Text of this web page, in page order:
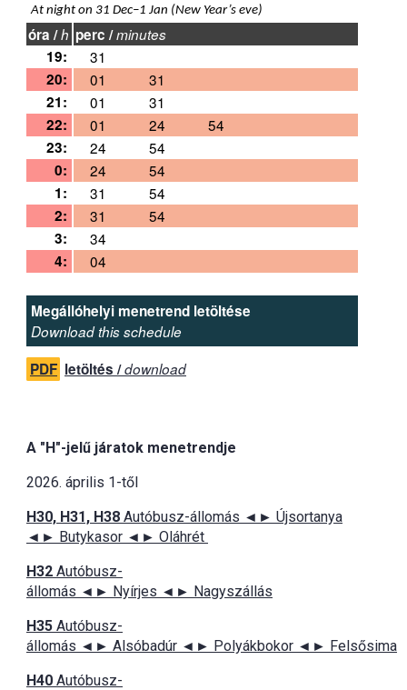
At night on 31 Dec–1 Jan (New Year’s eve)
óra /h perc /minutes
19:
31
20:
01
31
21:
01
31
22:
01 24
54
23:
24
54
0:
24
54
1:
31
54
2:
31
54
3:
34
4:
04
Megállóhelyi menetrend letöltése
Download this schedule
PDF letöltés /download
A "H"-jelű járatok menetrendje
2026. április 1-től
H30, H31, H38 Autóbusz-állomás ◄► Újsortanya
◄► Butykasor ◄► Oláhrét
H32 Autóbusz-
állomás ◄► Nyírjes ◄► Nagyszállás
H35 Autóbusz-
állomás ◄► Alsóbadúr ◄► Polyákbokor ◄► Felsősima
H40 Autóbusz-